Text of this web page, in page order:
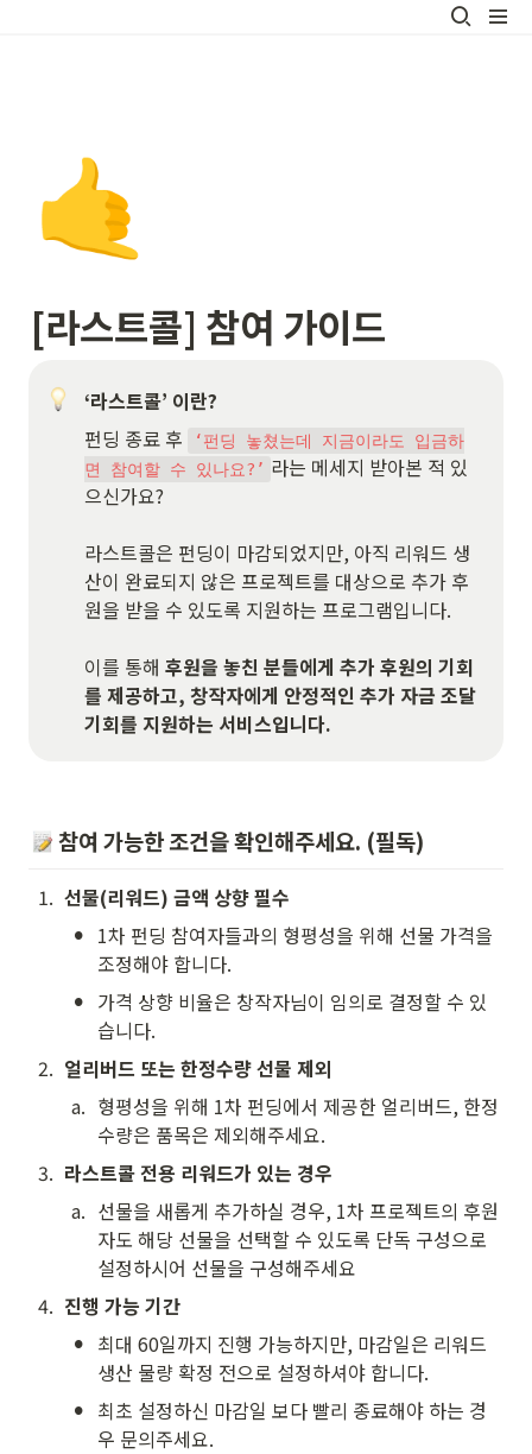
🤙
[라스트콜] 참여 가이드
‘라스트콜’ 이란?
펀딩 종료 후
‘펀딩 놓쳤는데 지금이라도 입금하
면 참여할 수 있나요?’ 라는 메세지 받아본 적 있
으신가요?
라스트콜은 펀딩이 마감되었지만, 아직 리워드 생
산이 완료되지 않은 프로젝트를 대상으로 추가 후
원을 받을 수 있도록 지원하는 프로그램입니다.
이를 통해 후원을 놓친 분들에게 추가 후원의 기회
를 제공하고, 창작자에게 안정적인 추가 자금 조달
기회를 지원하는 서비스입니다.
참여 가능한 조건을 확인해주세요. (필독)
1. 선물(리워드) 금액 상향 필수
• 1차 펀딩 참여자들과의 형평성을 위해 선물 가격을
조정해야 합니다.
• 가격 상향 비율은 창작자님이 임의로 결정할 수 있
습니다.
2. 얼리버드 또는 한정수량 선물 제외
a. 형평성을 위해 1차 펀딩에서 제공한 얼리버드, 한정
수량은 품목은 제외해주세요.
3. 라스트콜 전용 리워드가 있는 경우
a. 선물을 새롭게 추가하실 경우, 1차 프로젝트의 후원
자도 해당 선물을 선택할 수 있도록 단독 구성으로
설정하시어 선물을 구성해주세요
4. 진행 가능 기간
• 최대 60일까지 진행 가능하지만, 마감일은 리워드
생산 물량 확정 전으로 설정하셔야 합니다.
• 최초 설정하신 마감일 보다 빨리 종료해야 하는 경
우 문의주세요.